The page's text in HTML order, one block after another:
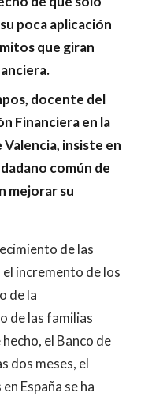
poca aplicación
que giran
docente del
Financiera en la
insiste en
común de
mejorar su
de las
incremento de los
de la
de las familias
el Banco de
dos meses, el
España se ha